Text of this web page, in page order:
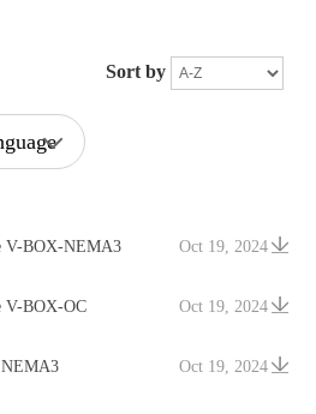
Sort by
Oct 19, 2024
V-BOX-NEMA3
Oct 19, 2024
V-BOX-OC
Oct 19, 2024
NEMA3